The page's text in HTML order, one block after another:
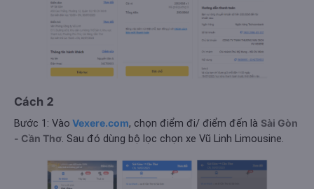
Cách 2
Bước 1: Vào Vexere.com, chọn điểm đi/ điểm đến là Sài Gòn
- Cần Thơ. Sau đó dùng bộ lọc chọn xe Vũ Linh Limousine.